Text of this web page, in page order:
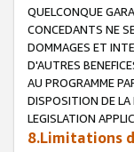
QUELCONQUE
CONCEDANTS NE
DOMMAGES ET
D'AUTRES
AU PROGRAMME
DISPOSITION DE LA
LEGISLATION
8.Limitations